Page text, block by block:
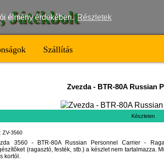
élmény érdekében. Részletek
, Játékbolt
Szállítás
Zvezda- BTR-80A Russian
Készleten
ZV-3560
3560 - BTR-80A Russian Personnel Carrier -
(ragasztó, festék, stb.) a készlet nem tartalmazza.
kortól.